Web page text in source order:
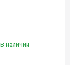
В наличии